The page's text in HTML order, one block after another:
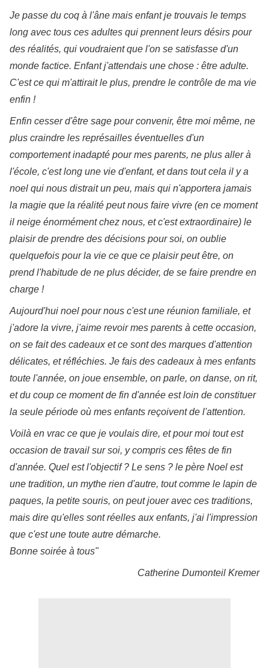
Je passe du coq à l'âne mais enfant je trouvais le temps
long avec tous ces adultes qui prennent leurs désirs pour
des réalités, qui voudraient que l'on se satisfasse d'un
monde factice. Enfant j'attendais une chose : être adulte.
C'est ce qui m'attirait le plus, prendre le contrôle de ma vie
enfin !
Enfin cesser d'être sage pour convenir, être moi même, ne
plus craindre les représailles éventuelles d'un
comportement inadapté pour mes parents, ne plus aller à
l'école, c'est long une vie d'enfant, et dans tout cela il y a
noel qui nous distrait un peu, mais qui n'apportera jamais
la magie que la réalité peut nous faire vivre (en ce moment
il neige énormément chez nous, et c'est extraordinaire) le
plaisir de prendre des décisions pour soi, on oublie
quelquefois pour la vie ce que ce plaisir peut être, on
prend l'habitude de ne plus décider, de se faire prendre en
charge !
Aujourd'hui noel pour nous c'est une réunion familiale, et
j'adore la vivre, j'aime revoir mes parents à cette occasion,
on se fait des cadeaux et ce sont des marques d'attention
délicates, et réfléchies. Je fais des cadeaux à mes enfants
toute l'année, on joue ensemble, on parle, on danse, on rit,
et du coup ce moment de fin d'année est loin de constituer
la seule période où mes enfants reçoivent de l'attention.
Voilà en vrac ce que je voulais dire, et pour moi tout est
occasion de travail sur soi, y compris ces fêtes de fin
d'année. Quel est l'objectif ? Le sens ? le père Noel est
une tradition, un mythe rien d'autre, tout comme le lapin de
paques, la petite souris, on peut jouer avec ces traditions,
mais dire qu'elles sont réelles aux enfants, j'ai l'impression
que c'est une toute autre démarche.
Bonne soirée à tous"
Catherine Dumonteil Kremer